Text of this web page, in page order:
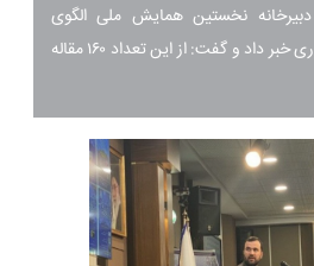
دبیرخانه نخستین همایش ملی الگوی
حکمرانی تمدنی علم و فناوری خبر داد و گفت: از این تعداد ۱۶۰ مقاله